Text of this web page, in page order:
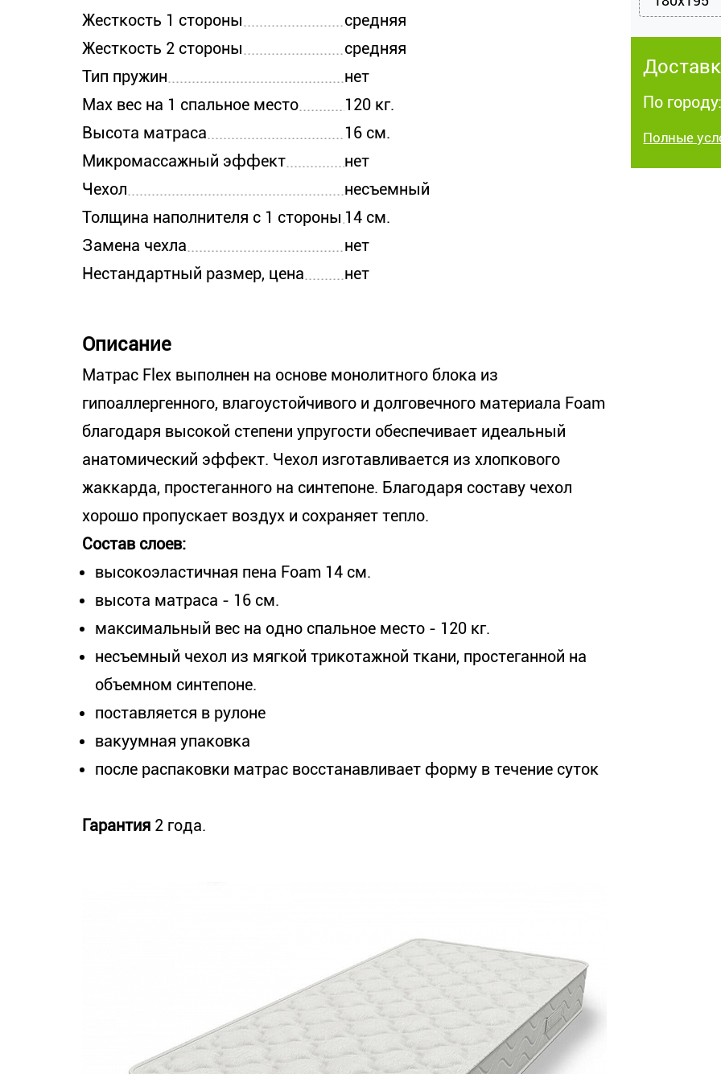
Жесткость 1 стороны
средняя
Жесткость 2 стороны
средняя
Тип пружин
нет
Max вес на 1 спальное место
120 кг.
Высота матраса
16 см.
Микромассажный эффект
нет
Чехол
несъемный
Толщина наполнителя с 1 стороны 14 см.
Замена чехла
нет
Нестандартный размер, цена
нет
Описание
Матрас Flex выполнен на основе монолитного блока из
гипоаллергенного, влагоустойчивого и долговечного материала Foam
благодаря высокой степени упругости обеспечивает идеальный
анатомический эффект. Чехол изготавливается из хлопкового
жаккарда, простеганного на синтепоне. Благодаря составу чехол
хорошо пропускает воздух и сохраняет тепло.
Состав слоев:
высокоэластичная пена Foam 14 см.
высота матраса - 16 см.
максимальный вес на одно спальное место - 120 кг.
несъемный чехол из мягкой трикотажной ткани, простеганной на
объемном синтепоне.
поставляется в рулоне
вакуумная упаковка
после распаковки матрас восстанавливает форму в течение суток
Гарантия 2 года.
По
Полные